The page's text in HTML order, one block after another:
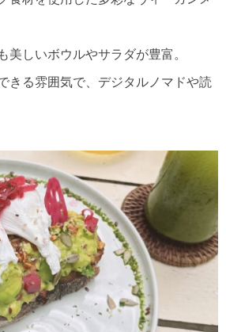
美しいボウルやサラダが豊富。
きる雰囲気で、デジタルノマドや読